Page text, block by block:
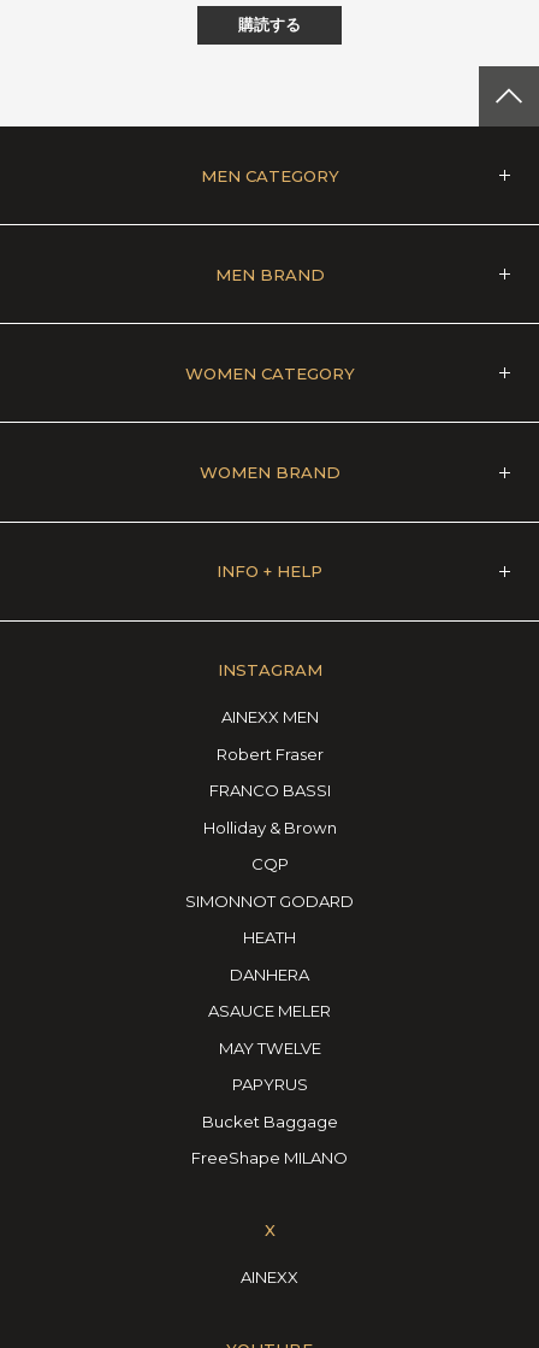
購読する
MEN CATEGORY
MEN BRAND
WOMEN CATEGORY
WOMEN BRAND
INFO + HELP
INSTAGRAM
AINEXX MEN
Robert Fraser
FRANCO BASSI
Holliday & Brown
CQP
SIMONNOT GODARD
HEATH
DANHERA
ASAUCE MELER
MAY TWELVE
PAPYRUS
Bucket Baggage
FreeShape MILANO
X
AINEXX